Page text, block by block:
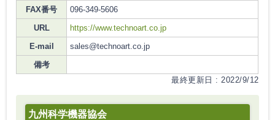
FAX番号
096-349-5606
URL
https://www.technoart.co.jp
E-mail
sales@technoart.co.jp
備考
最終更新日 : 2022/9/12
九州科学機器協会